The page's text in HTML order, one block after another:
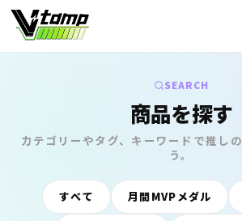
V-tamp（ブイタンプ）
SEARCH
商品を探す
カテゴリーやタグ、キーワードで推し
う。
すべて 月間MVPメダル